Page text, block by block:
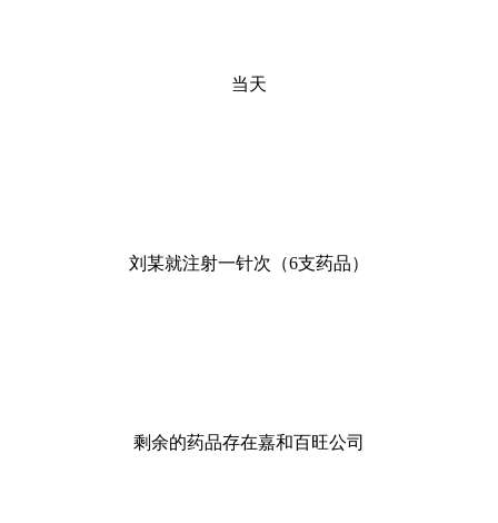
当天
刘某就注射一针次（6支药品）
剩余的药品存在嘉和百旺公司